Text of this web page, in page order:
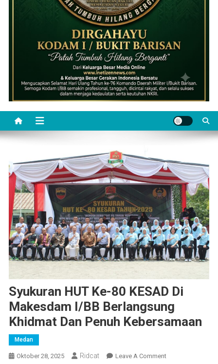
Syukuran HUT Ke-80 KESAD Di
Makesdam I/BB Berlangsung
Khidmat Dan Penuh Kebersamaan
Medan
Oktober 28, 2025 Ridcat Leave A CommentOn